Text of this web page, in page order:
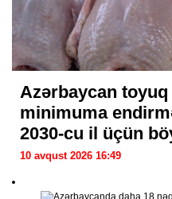
Azərbaycan toyuq
minimuma
2030-cu il üçün
10 avqust 2026 16:49